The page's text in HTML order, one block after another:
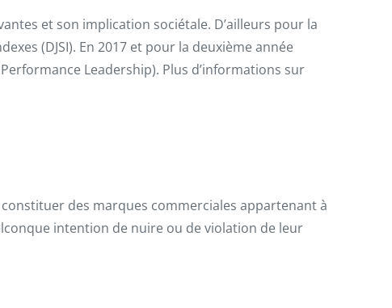
et son implication sociétale. D’ailleurs pour la
(DJSI). En 2017 et pour la deuxième année
Leadership). Plus d’informations sur
des marques commerciales appartenant à
intention de nuire ou de violation de leur